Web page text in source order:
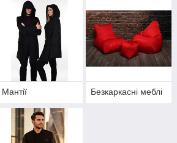
Мантії Безкаркасні меблі